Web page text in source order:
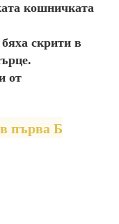
кошничката
скрити в
от
първа Б